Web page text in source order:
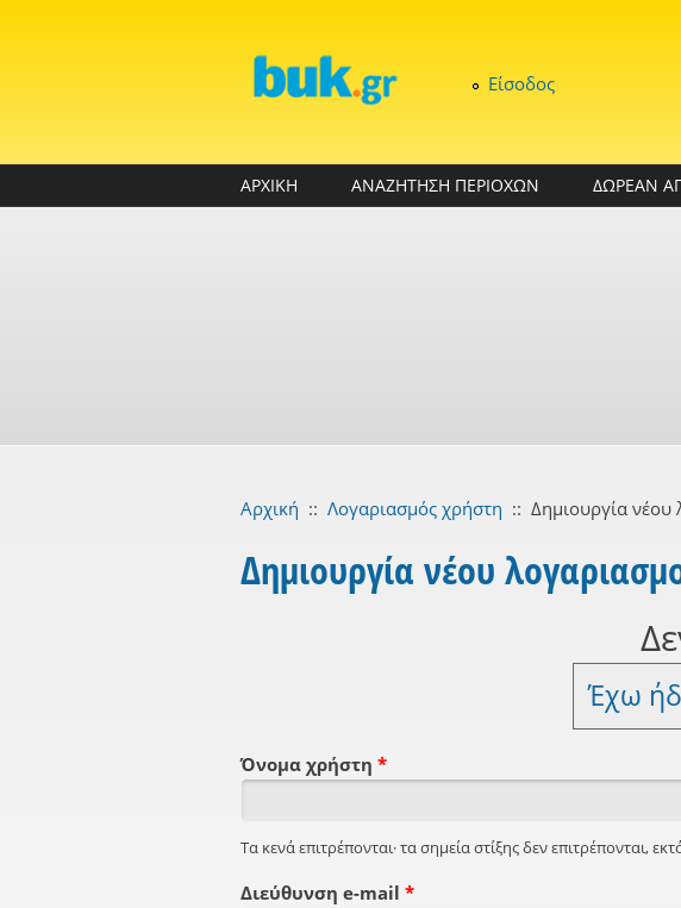
Είσοδος
ΑΡΧΙΚΗ ΑΝΑΖΗΤΗΣΗ ΠΕΡΙΟΧΩΝ ΔΩΡΕΑΝ
Αρχική :: Λογαριασμός χρήστη :: Δημιουργία νέου
Δημιουργία νέου
Έχω
Όνομα χρήστη *
Τα κενά επιτρέπονται· τα σημεία στίξης δεν επιτρέπονται,
Διεύθυνση e-mail *